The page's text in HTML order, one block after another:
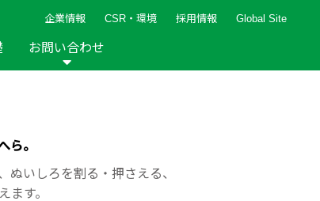
企業情報 CSR・環境 採用情報 Global Site
手芸用品
ペーパークラフト
お問い合わせ
ら。
ぬいしろを割る・押さえる、
ます。